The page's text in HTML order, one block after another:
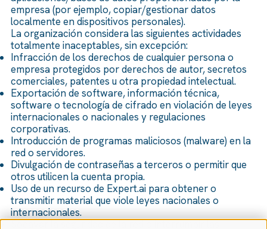
empresa (por ejemplo, copiar/gestionar datos
localmente en dispositivos personales).
La organización considera las siguientes actividades
totalmente inaceptables, sin excepción:
Infracción de los derechos de cualquier persona o
empresa protegidos por derechos de autor, secretos
comerciales, patentes u otra propiedad intelectual.
Exportación de software, información técnica,
software o tecnología de cifrado en violación de leyes
internacionales o nacionales y regulaciones
corporativas.
Introducción de programas maliciosos (malware) en la
red o servidores.
Divulgación de contraseñas a terceros o permitir que
otros utilicen la cuenta propia.
Uso de un recurso de Expert.ai para obtener o
transmitir material que viole leyes nacionales o
internacionales.
Socavar la seguridad de la red o interrumpir las